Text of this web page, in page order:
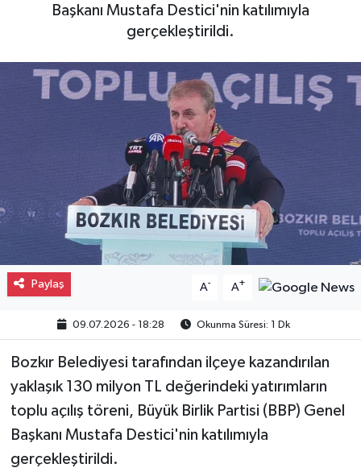
Başkanı Mustafa Destici'nin katılımıyla
gerçekleştirildi.
Paylaş A- A+
09.07.2026 - 18:28 Okunma Süresi: 1 Dk
Bozkır Belediyesi tarafından ilçeye kazandırılan
yaklaşık 130 milyon TL değerindeki yatırımların
toplu açılış töreni, Büyük Birlik Partisi (BBP) Genel
Başkanı Mustafa Destici'nin katılımıyla
gerçekleştirildi.
Asayiş
Gayrimenkul